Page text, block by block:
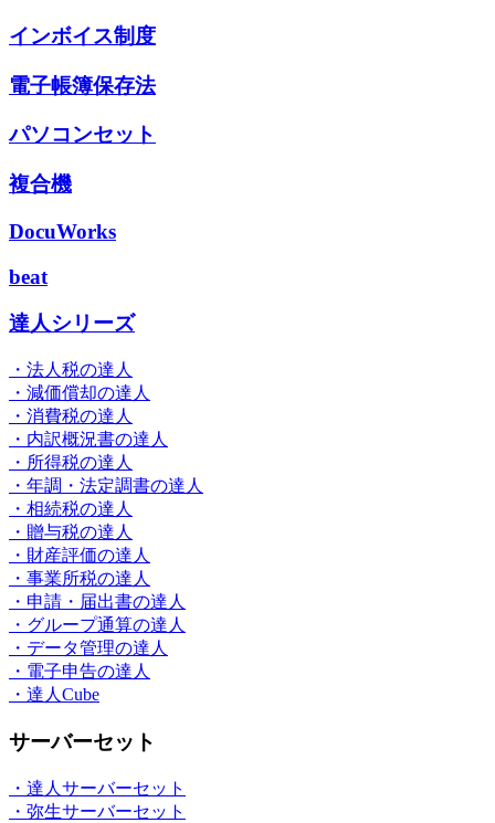
インボイス制度
電子帳簿保存法
パソコンセット
複合機
DocuWorks
beat
達人シリーズ
・法人税の達人
・減価償却の達人
・消費税の達人
・内訳概況書の達人
・所得税の達人
・年調・法定調書の達人
・相続税の達人
・贈与税の達人
・財産評価の達人
・事業所税の達人
・申請・届出書の達人
・グループ通算の達人
・データ管理の達人
・電子申告の達人
・達人Cube
サーバーセット
・達人サーバーセット
・弥生サーバーセット